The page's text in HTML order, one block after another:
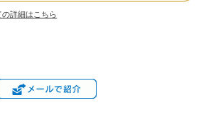
詳細はこちら